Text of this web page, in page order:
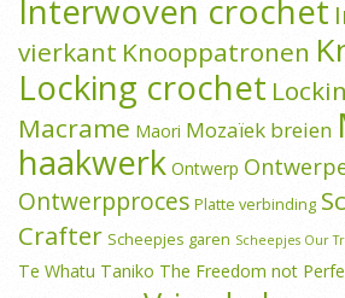
Interwoven crochet
vierkant Knooppatronen
Locking crochet
Macrame Maori Mozaïek breien
haakwerk Ontwerp
Ontwerpproces Platte verbinding
Crafter Scheepjes garen Scheepjes Our
Te Whatu Taniko The Freedom not